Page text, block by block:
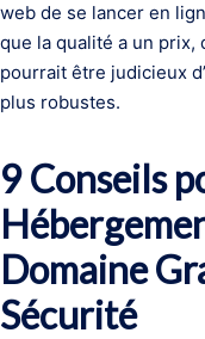
web de se lancer en
que la qualité a un prix,
pourrait être judicieux
plus robustes.
9 Conseils
Domaine
Sécurité